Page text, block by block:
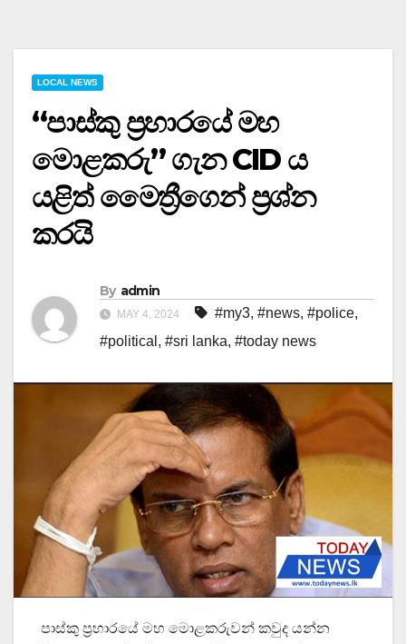
LOCAL NEWS
“පාස්කු ප්‍රහාරයේ මහ
මොළකරු” ගැන CID ය
යළිත් මෛත්‍රීගෙන් ප්‍රශ්න
කරයි
By admin
MAY 4, 2024 #my3, #news, #police,
#political , #sri lanka, #today news
පාස්කු ප්‍රහාරයේ මහ මොළකරුවන් කවුද යන්න